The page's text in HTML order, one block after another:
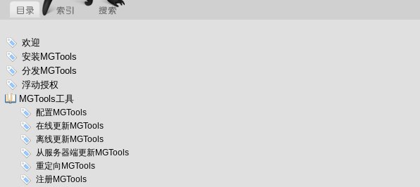
欢迎
安装MGTools
分发MGTools
浮动授权
MGTools工具
配置MGTools
在线更新MGTools
离线更新MGTools
从服务器端更新MGTools
重定向MGTools
注册MGTools